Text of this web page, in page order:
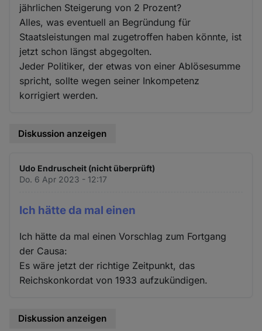
jährlichen Steigerung von 2 Prozent?
Alles, was eventuell an Begründung für
Staatsleistungen mal zugetroffen haben könnte, ist
jetzt schon längst abgegolten.
Jeder Politiker, der etwas von einer Ablösesumme
spricht, sollte wegen seiner Inkompetenz
korrigiert werden.
Diskussion anzeigen
Udo Endruscheit (nicht überprüft)
Do. 6 Apr 2023 - 12:17
Ich hätte da mal einen
Ich hätte da mal einen Vorschlag zum Fortgang
der Causa:
Es wäre jetzt der richtige Zeitpunkt, das
Reichskonkordat von 1933 aufzukündigen.
Diskussion anzeigen